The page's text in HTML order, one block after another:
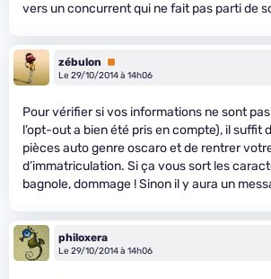
vers un concurrent qui ne fait pas parti de
zébulon
Premium
Le 29/10/2014 à 14h06
Pour vérifier si vos informations ne sont
l’opt-out a bien été pris en compte), il suffit
pièces auto genre oscaro et de rentrer
d’immatriculation. Si ça vous sort les
bagnole, dommage ! Sinon il y aura un
philoxera
Le 29/10/2014 à 14h06